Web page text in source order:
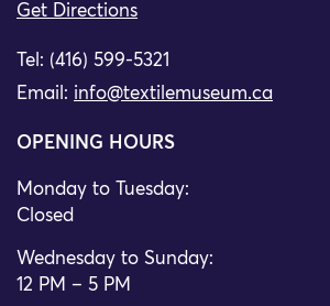
Get Directions
Tel: (416) 599-5321
Email: info@textilemuseum.ca
OPENING HOURS
Monday to Tuesday:
Closed
Wednesday to Sunday:
12 PM – 5 PM